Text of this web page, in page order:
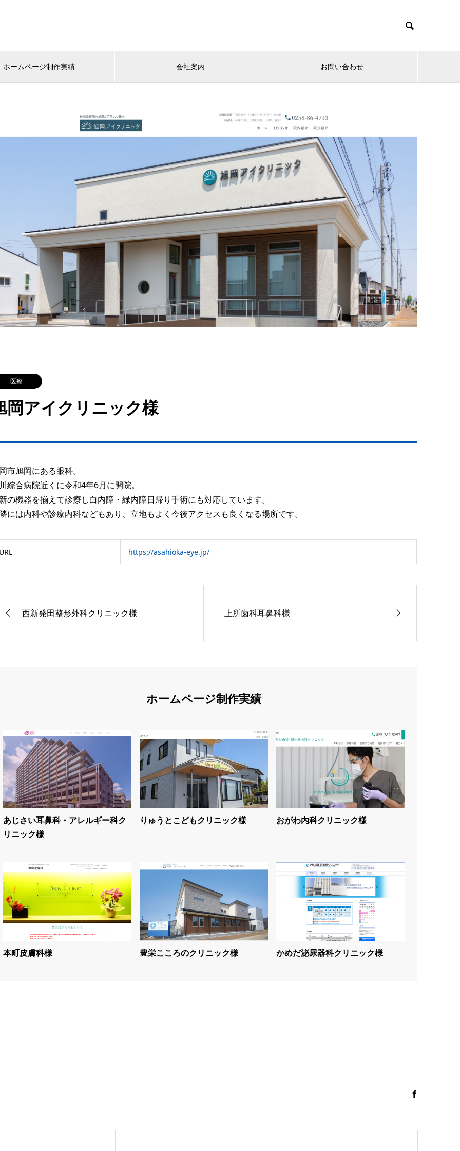

ホームページ制作実績 会社案内 お問い合わせ
医療
岡アイクリニック様
市旭岡にある眼科。
綜合病院近くに令和4年6月に開院。
の機器を揃えて診療し白内障・緑内障日帰り手術にも対応しています。
には内科や診療内科などもあり、立地もよく今後アクセスも良くなる場所です。
URL https://asahioka-eye.jp/
西新発田整形外科クリニック様 上所歯科耳鼻科様
ホームページ制作実績
あじさい耳鼻科・アレルギー科ク
リニック様
りゅうとこどもクリニック様 おがわ内科クリニック様
本町皮膚科様 豊栄こころのクリニック様 かめだ泌尿器科クリニック様